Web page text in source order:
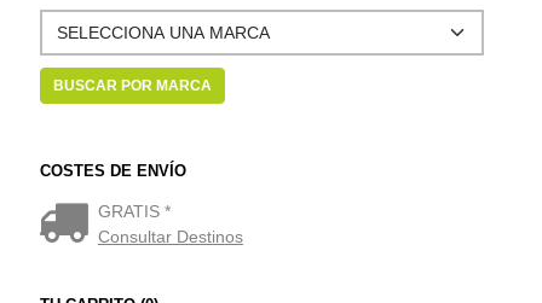
COSTES DE ENVÍO
GRATIS *
Consultar Destinos